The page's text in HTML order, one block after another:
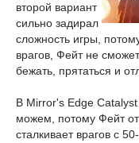
второй вариант
сильно задирал
сложность игры,
врагов, Фейт не
бежать, прятаться и
В Mirror's Edge
можем, потому Фейт
сталкивает врагов с